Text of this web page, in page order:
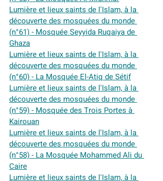
Lumière et lieux saints de l'Islam, à la
découverte des mosquées du monde
(n°61) - Mosquée Seyyida Ruqaiya de
Ghaza
Lumière et lieux saints de l'Islam, à la
découverte des mosquées du monde
(n°60) - La Mosquée El-Atiq de Sétif
Lumière et lieux saints de l'Islam, à la
découverte des mosquées du monde
(n°59) - Mosquée des Trois Portes à
Kairouan
Lumière et lieux saints de l'Islam, à la
découverte des mosquées du monde
(n°58) - La Mosquée Mohammed Ali du
Caire
Lumière et lieux saints de l'Islam, à la